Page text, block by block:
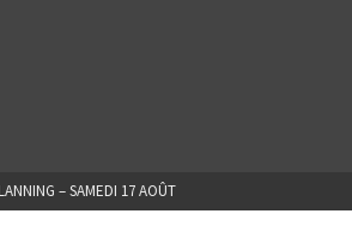
– SAMEDI 17 AOÛT